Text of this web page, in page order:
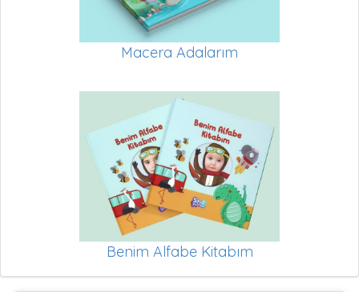
Macera Adalarım
Benim Alfabe Kitabım